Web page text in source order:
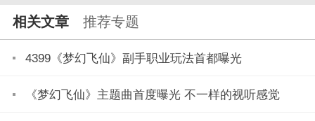
相关文章 推荐专题
4399《梦幻飞仙》副手职业玩法首都曝光
《梦幻飞仙》主题曲首度曝光 不一样的视听感觉